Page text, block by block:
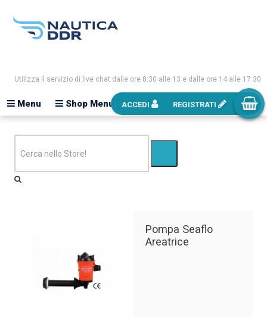
Utilizza il servizio di live chat dalle ore 8:30 alle 13 e dalle ore 14 alle 17:30
Shop Menu
Menu ACCEDI REGISTRATI
Pompa Seaflo
Areatrice